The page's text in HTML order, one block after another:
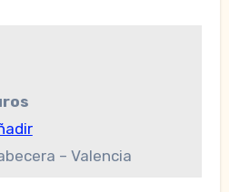
– Valencia